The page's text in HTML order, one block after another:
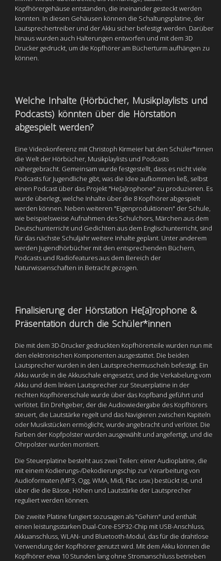
Kopfhörergehäuse entstanden, die ineinander gesteckt werden
konnten. In diesen Gehäusen können die Schaltungsplatine, der
Lautsprechertreiber und der Akku sicher befestigt werden. Darüber
hinaus wurden auch Halterungen entworfen und mit dem 3D
Drucker gedruckt, um die Kopfhörer am Bücherturm aufhängen zu
können.
Welche Inhalte (Hörbücher, Musikplaylists und
Podcasts) könnten über die Hörstation
abgespielt werden?
Eine Videokonferenz mit Christoph Kirmeier hat den Schüler*innen
die Welt der Hörbücher, Musikplaylists und Podcasts
nähergebracht. Gemeinsam wurde festgestellt, dass es nicht viele
Podcasts für Jugendliche gibt, was die Idee aufkommen ließ, selbst
einen Podcast über das Projekt "He[a]rophone" zu produzieren. Es
wurde überlegt, welche Inhalte über die 8 Kopfhörer abgespielt
werden können. Neben weiteren "Eigenproduktionen" der Schule,
wie beispielsweise Aufnahmen des Schulchors, Märchen aus dem
Deutschunterricht und Gedichten aus dem Englischunterricht, sind
für das nächste Schuljahr weitere Inhalte geplant. Unter anderem
werden Jugendhörbücher mit den entsprechenden Büchern,
Podcasts und Radiofeatures aus dem Bereich der
Naturwissenschaften in Betracht gezogen.
Finalisierung der Hörstation He[a]rophone &
Präsentation durch die Schüler*innen
Die mit dem 3D-Drucker gedruckten Kopfhörerteile wurden nun mit
den elektronischen Komponenten ausgestattet. Die beiden
Lautsprecher wurden in den Lautsprechermuscheln befestigt. Ein
Akku wurde in die Akkuschale eingesetzt, und die Verkabelung vom
Akku und dem linken Lautsprecher zur Steuerplatine in der
rechten Kopfhörerschale wurde über das Kopfband geführt und
verlötet. Ein Drehgeber, der die Audiowiedergabe des Kopfhörers
steuert, die Lautstärke regelt und das Navigieren zwischen Kapiteln
oder Musikstücken ermöglicht, wurde angebracht und verlötet. Die
Farben der Kopfpolster wurden ausgewählt und angefertigt, und die
Ohrpolster wurden montiert.
Die Steuerplatine besteht aus zwei Teilen: einer Audioplatine, die
mit einem Kodierungs-/Dekodierungschip zur Verarbeitung von
Audioformaten (MP3, Ogg, WMA, Midi, Flac usw.) bestückt ist, und
über die die Bässe, Höhen und Lautstärke der Lautsprecher
reguliert werden können.
Die zweite Platine fungiert sozusagen als "Gehirn" und enthält
einen leistungsstarken Dual-Core-ESP32-Chip mit USB-Anschluss,
Akkuanschluss, WLAN- und Bluetooth-Modul, das für die drahtlose
Verwendung der Kopfhörer genutzt wird. Mit dem Akku können die
Kopfhörer etwa 10 Stunden lang ohne Stromanschluss betrieben